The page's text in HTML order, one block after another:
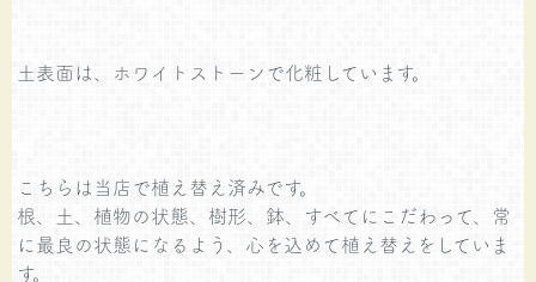
土表面は、ホワイトストーンで化粧しています。
こちらは当店で植え替え済みです。
根、土、植物の状態、樹形、鉢、すべてにこだわって、常
に最良の状態になるよう、心を込めて植え替えをしていま
す。